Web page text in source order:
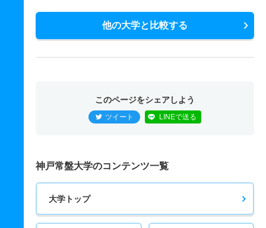
他の大学と比較する
このページをシェアしよう
ツイート LINEで送る
神戸常盤大学のコンテンツ一覧
大学トップ